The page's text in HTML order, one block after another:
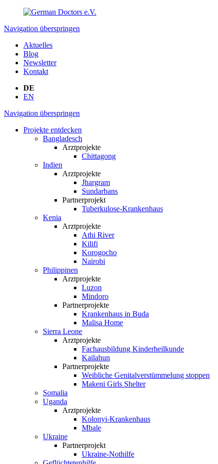
Navigation überspringen
Aktuelles
Blog
Newsletter
Kontakt
DE
EN
Navigation überspringen
Projekte entdecken
Bangladesch
Arztprojekte
Chittagong
Indien
Arztprojekte
Jhargram
Sundarbans
Partnerprojekt
Tuberkulose-Krankenhaus
Kenia
Arztprojekte
Athi River
Kilifi
Korogocho
Nairobi
Philippinen
Arztprojekte
Luzon
Mindoro
Partnerprojekte
Krankenhaus in Buda
Malisa Home
Sierra Leone
Arztprojekte
Fachausbildung Kinderheilkunde
Kailahun
Partnerprojekte
Weibliche Genital­verstümmelung stoppen
Makeni Girls Shelter
Somalia
Uganda
Arztprojekte
Kolonyi-Krankenhaus
Mbale
Ukraine
Partnerprojekt
Ukraine-Nothilfe